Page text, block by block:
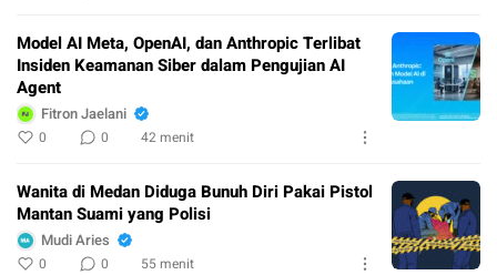
Model AI Meta, OpenAI, dan Anthropic Terlibat
Insiden Keamanan Siber dalam Pengujian AI
Agent
Fitron Jaelani
0 0 42 menit
Wanita di Medan Diduga Bunuh Diri Pakai Pistol
Mantan Suami yang Polisi
Mudi Aries
0 0 55 menit